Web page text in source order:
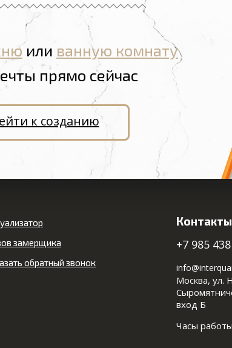
или ванную комнату
прямо сейчас
к созданию
замерщика
обратный звонок
Контакты
+7 985
Москва, ул.
вход Б
Часы